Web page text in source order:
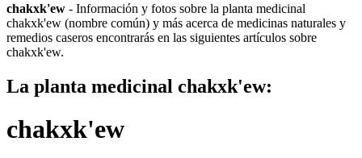
chakxk'ew - Información y fotos sobre la planta medicinal
chakxk'ew (nombre común) y más acerca de medicinas naturales y
remedios caseros encontrarás en las siguientes artículos sobre
chakxk'ew.
La planta medicinal chakxk'ew:
chakxk'ew